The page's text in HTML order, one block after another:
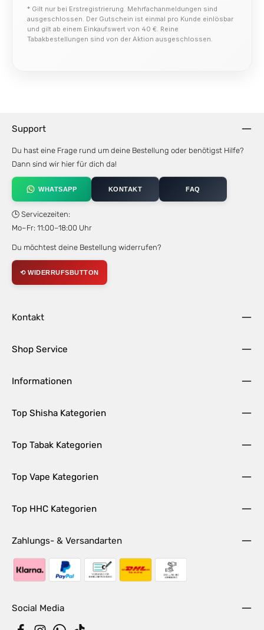
* Gilt nur bei Erstregistrierung. Mehrfachanmeldungen sind
ausgeschlossen. Der Gutschein ist einmal pro Kunde einlösbar
und gilt ab einem Einkaufswert von 40 €. Reine
Tabakbestellungen sind von der Aktion ausgeschlossen.
Support
Du hast eine Frage rund um deine Bestellung oder benötigst Hilfe?
Dann sind wir hier für dich da!
WHATSAPP KONTAKT FAQ
🕒 Servicezeiten:
Mo–Fr: 11:00–18:00 Uhr
Du möchtest deine Bestellung widerrufen?
⟲ WIDERRUFSBUTTON
Kontakt
Shop Service
Informationen
Top Shisha Kategorien
Top Tabak Kategorien
Top Vape Kategorien
Top HHC Kategorien
Zahlungs- & Versandarten
Social Media